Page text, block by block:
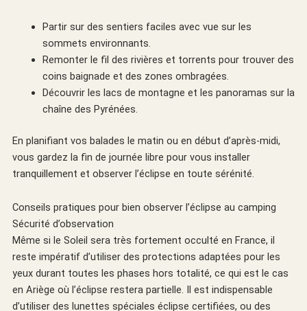
Partir sur des sentiers faciles avec vue sur les
sommets environnants.
Remonter le fil des rivières et torrents pour trouver des
coins baignade et des zones ombragées.
Découvrir les lacs de montagne et les panoramas sur la
chaîne des Pyrénées.
En planifiant vos balades le matin ou en début d’après-midi,
vous gardez la fin de journée libre pour vous installer
tranquillement et observer l’éclipse en toute sérénité.
Conseils pratiques pour bien observer l’éclipse au camping
Sécurité d’observation
Même si le Soleil sera très fortement occulté en France, il
reste impératif d’utiliser des protections adaptées pour les
yeux durant toutes les phases hors totalité, ce qui est le cas
en Ariège où l’éclipse restera partielle. Il est indispensable
d’utiliser des lunettes spéciales éclipse certifiées, ou des